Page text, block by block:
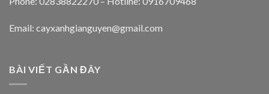
Email: cayxanhgianguyen@gmail.com
BÀI VIẾT GẦN ĐÂY